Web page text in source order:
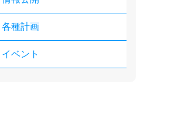
各種計画
イベント